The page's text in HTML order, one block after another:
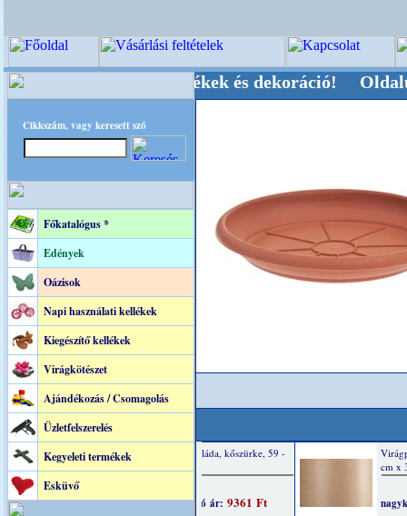
Cikkszám, vagy keresett szó
Főkatalógus *
Edények
Oázisok
Napi használati kellékek
Kiegészítő kellékek
Virágkötészet
Ajándékozás / Csomagolás
Üzletfelszerelés
Kegyeleti termékek
Esküvő
kellékek és dekoráció! Oldalunkat